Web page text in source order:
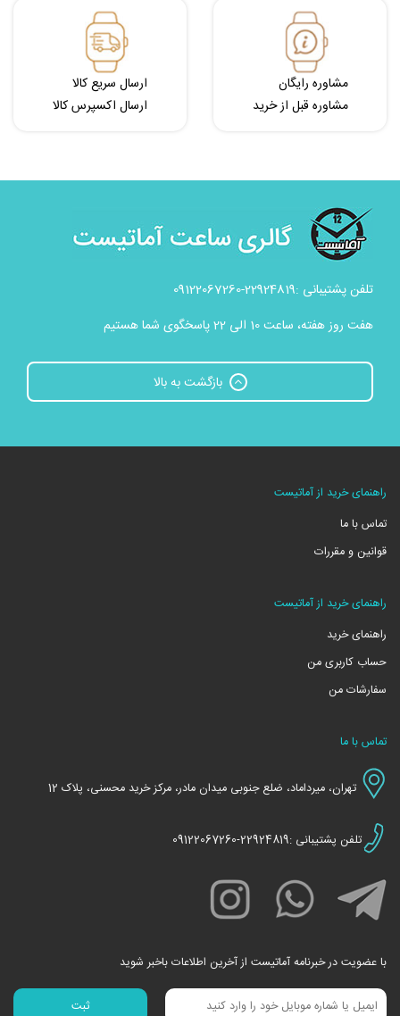
مشاوره رایگان
مشاوره قبل از خرید
ارسال سریع کالا
ارسال اکسپرس کالا
تلفن پشتیبانی :22924819-09122067260
هفت روز هفته، ساعت 10 الی 22 پاسخگوی شما هستیم
بازگشت به بالا
راهنمای خرید از آماتیست
تماس با ما
قوانین و مقررات
راهنمای خرید از آماتیست
راهنمای خرید
حساب کاربری من
سفارشات من
تماس با ما
تهران، میرداماد، ضلع جنوبی میدان مادر، مرکز خرید محسنی، پلاک 12
تلفن پشتیبانی :22924819-09122067260
با عضویت در خبرنامه آماتیست از آخرین اطلاعات باخبر شوید